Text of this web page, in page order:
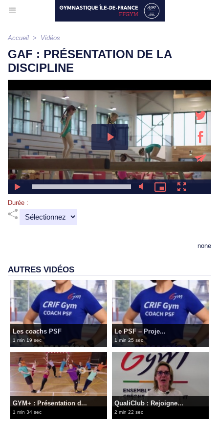
Accueil > Vidéos
GAF : PRÉSENTATION DE LA
DISCIPLINE
Durée :
none
AUTRES VIDÉOS
Les coachs PSF
1 min 19 sec
Le PSF – Proje...
1 min 25 sec
GYM+ : Présentation d...
1 min 34 sec
QualiClub : Rejoigne...
2 min 22 sec